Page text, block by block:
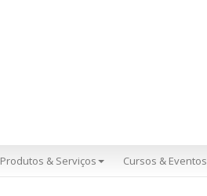
Produtos & Serviços Cursos & Eventos